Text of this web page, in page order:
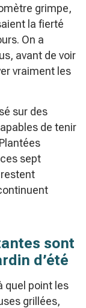
grimpe,
la fierté
On a
avant de voir
vraiment les
sur des
de tenir
sept
sont
d’été
quel point les
grillées,